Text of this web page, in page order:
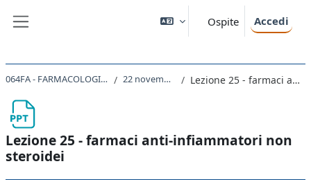
Ospite Accedi
064FA - FARMACOLOGIA E FARMACOTERAPIA 2021 22 novembre - 28 novembre Lezione 25 - farmaci anti-infiammatori non steroidei
Lezione 25 - farmaci anti-infiammatori non
steroidei